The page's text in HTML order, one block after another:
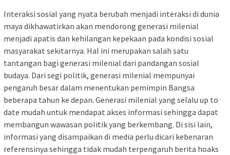
Interaksi sosial yang nyata berubah menjadi interaksi di dunia
maya dikhawatirkan akan mendorong generasi milenial
menjadi apatis dan kehilangan kepekaan pada kondisi sosial
masyarakat sekitarnya. Hal ini merupakan salah satu
tantangan bagi generasi milenial dari pandangan sosial
budaya. Dari segi politik, generasi milenial mempunyai
pengaruh besar dalam menentukan pemimpin Bangsa
beberapa tahun ke depan. Generasi milenial yang selalu up to
date mudah untuk mendapat akses informasi sehingga dapat
membangun wawasan politik yang berkembang. Di sisi lain,
informasi yang disampaikan di media perlu dicari kebenaran
referensinya sehingga tidak mudah terpengaruh berita hoaks